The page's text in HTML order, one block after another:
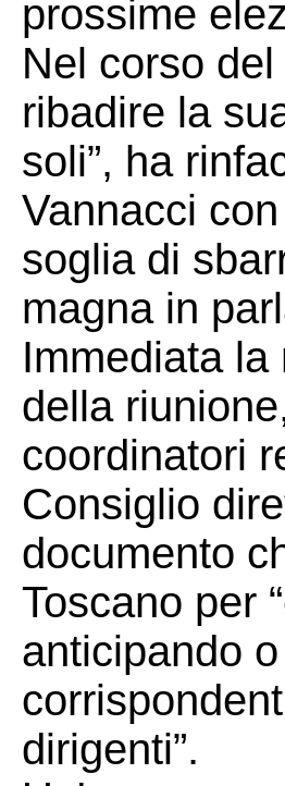
prossime
Nel corso
ribadire la
soli”, ha
Vannacci
soglia di
magna in
Immediata
della
coordinatori
Consiglio
documento
Toscano per
anticipando
dirigenti”.